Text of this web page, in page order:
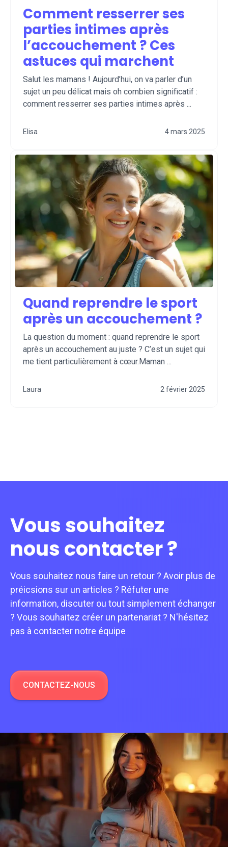
Comment resserrer ses
parties intimes après
l’accouchement ? Ces
astuces qui marchent​
Salut les mamans ! Aujourd’hui, on va parler d’un
sujet un peu délicat mais oh combien significatif :
comment resserrer ses parties intimes après ...
Elisa 4 mars 2025
Quand reprendre le sport
après un accouchement ?
La question du moment : quand reprendre le sport
après un accouchement au juste ? C’est un sujet qui
me tient particulièrement à cœur.Maman ...
Laura 2 février 2025
Vous souhaitez
nous contacter ?
Vous souhaitez nous faire un retour ? Avoir plus de
préicsions sur un articles ? Réfuter une
information, discuter ou tout simplement échanger
? Vous souhaitez créer un partenariat ? N'hésitez
pas à contacter notre équipe
CONTACTEZ-NOUS